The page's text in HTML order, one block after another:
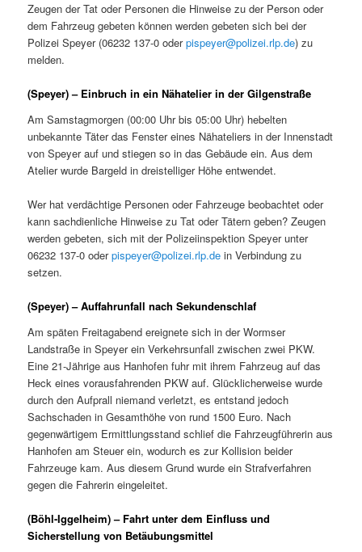
Zeugen der Tat oder Personen die Hinweise zu der Person oder
dem Fahrzeug gebeten können werden gebeten sich bei der
Polizei Speyer (06232 137-0 oderpispeyer@polizei.rlp.de) zu
melden.
(Speyer) – Einbruch in ein Nähatelier in der Gilgenstraße
Am Samstagmorgen (00:00 Uhr bis 05:00 Uhr) hebelten
unbekannte Täter das Fenster eines Nähateliers in der Innenstadt
von Speyer auf und stiegen so in das Gebäude ein. Aus dem
Atelier wurde Bargeld in dreistelliger Höhe entwendet.
Wer hat verdächtige Personen oder Fahrzeuge beobachtet oder
kann sachdienliche Hinweise zu Tat oder Tätern geben? Zeugen
werden gebeten, sich mit der Polizeiinspektion Speyer unter
06232 137-0 oderpispeyer@polizei.rlp.de in Verbindung zu
setzen.
(Speyer) – Auffahrunfall nach Sekundenschlaf
Am späten Freitagabend ereignete sich in der Wormser
Landstraße in Speyer ein Verkehrsunfall zwischen zwei PKW.
Eine 21-Jährige aus Hanhofen fuhr mit ihrem Fahrzeug auf das
Heck eines vorausfahrenden PKW auf. Glücklicherweise wurde
durch den Aufprall niemand verletzt, es entstand jedoch
Sachschaden in Gesamthöhe von rund 1500 Euro. Nach
gegenwärtigem Ermittlungsstand schlief die Fahrzeugführerin aus
Hanhofen am Steuer ein, wodurch es zur Kollision beider
Fahrzeuge kam. Aus diesem Grund wurde ein Strafverfahren
gegen die Fahrerin eingeleitet.
(Böhl-Iggelheim) – Fahrt unter dem Einfluss und
Sicherstellung von Betäubungsmittel